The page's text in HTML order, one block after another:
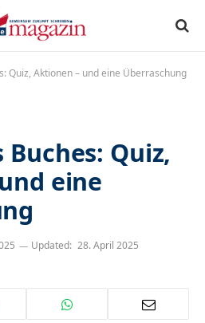
Quiz, Aktionen – und eine Überraschung
Quiz,
eine
Updated: 28. April 2025